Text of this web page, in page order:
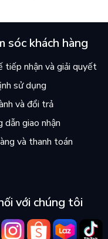
sóc khách hàng
tiếp nhận và giải quyết
sử dụng
và đổi trả
dẫn giao nhận
và thanh toán
với chúng tôi